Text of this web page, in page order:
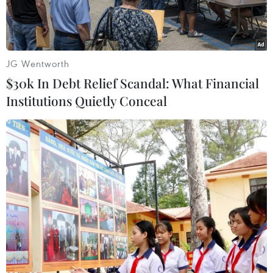
nhân: do chất lượng vắc xin, do thực hành tiêm
chủng, do lo sợ.
Nhân viên y tế tiêm chủng cho trẻ nhỏ. (Ảnh: T.G/Vietnam+)
JG Wentworth
$30k In Debt Relief Scandal: What Financial
Institutions Quietly Conceal